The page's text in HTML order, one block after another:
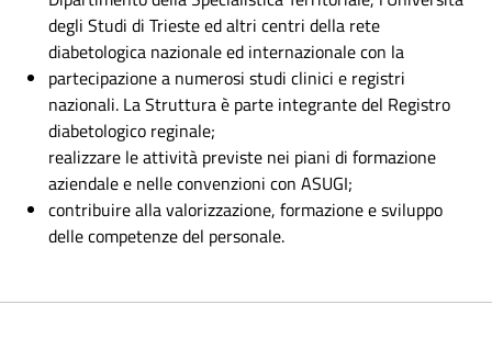
degli Studi di Trieste ed altri centri della rete
diabetologica nazionale ed internazionale con la
partecipazione a numerosi studi clinici e registri
nazionali. La Struttura è parte integrante del Registro
diabetologico reginale;
realizzare le attività previste nei piani di formazione
aziendale e nelle convenzioni con ASUGI;
contribuire alla valorizzazione, formazione e sviluppo
delle competenze del personale.